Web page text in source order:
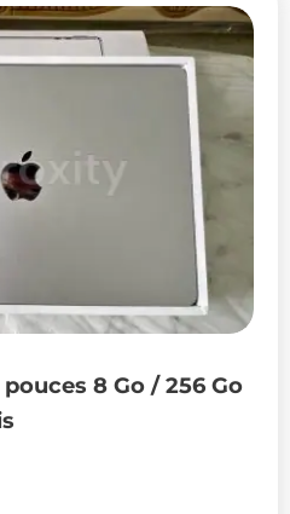
8 Go / 256 Go